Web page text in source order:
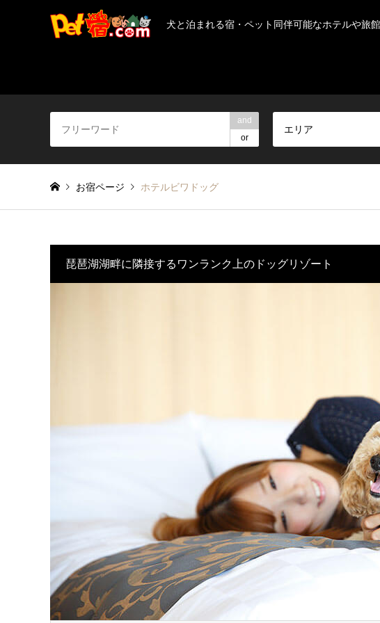
犬と泊まれる宿・ペット同伴可能なホテルや旅
and
or
エリア
お宿ページ ホテルビワドッグ
琵琶湖湖畔に隣接するワンランク上のドッグリゾート